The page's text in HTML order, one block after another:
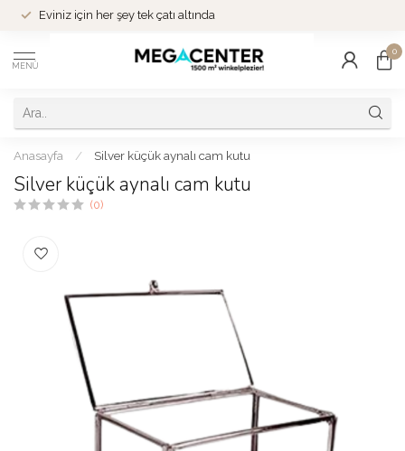
Eviniz için her şey tek çatı altında
MENÜ
0
Anasayfa / Silver küçük aynalı cam kutu
Silver küçük aynalı cam kutu
(0)